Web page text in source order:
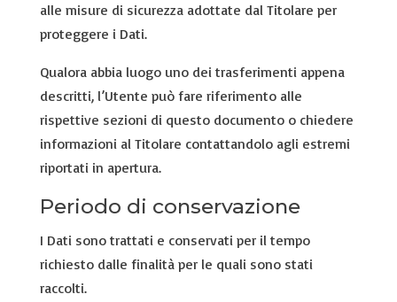
alle misure di sicurezza adottate dal Titolare per
proteggere i Dati.
Qualora abbia luogo uno dei trasferimenti appena
descritti, l’Utente può fare riferimento alle
rispettive sezioni di questo documento o chiedere
informazioni al Titolare contattandolo agli estremi
riportati in apertura.
Periodo di conservazione
I Dati sono trattati e conservati per il tempo
richiesto dalle finalità per le quali sono stati
raccolti.